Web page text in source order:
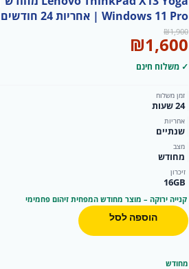
Windows 11 Pro | אחריות 24 חודשים
₪1,900
המחיר
המקורי
היה:
₪1,900.
₪1,600
✓ משלוח חינם
זמן משלוח
24 שעות
אחריות
שנתיים
מצב
מחודש
זיכרון
16GB
קנייה ירוקה – מוצר מחודש המפחית זיהום פחמימי
הוספה לסל
מחודש